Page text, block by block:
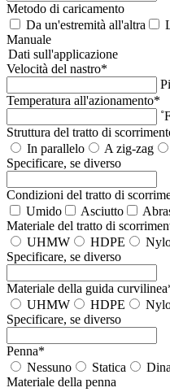
Metodo di caricamento
Da un'estremità all'altra
Manuale
Dati sull'applicazione
Velocità del nastro*
Temperatura all'azionamento*
Struttura del tratto di
In parallelo
A zig-zag
Specificare, se diverso
Condizioni del tratto di
Umido
Asciutto
Materiale del tratto di
UHMW
HDPE
Specificare, se diverso
Materiale della guida curvilinea
UHMW
HDPE
Specificare, se diverso
Penna*
Nessuno
Statica
Materiale della penna